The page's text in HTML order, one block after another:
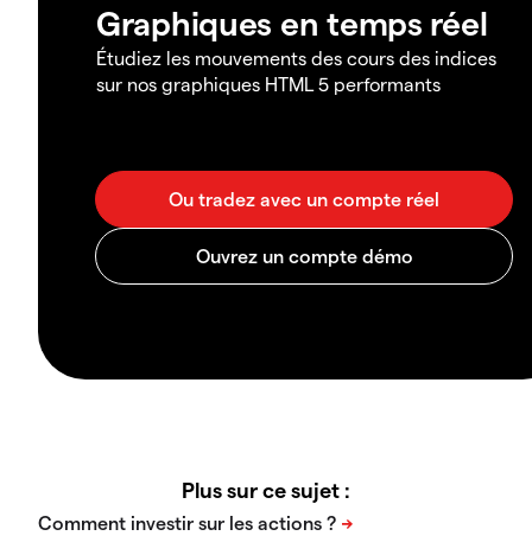
Graphiques en temps réel
Étudiez les mouvements des cours des indices
sur nos graphiques HTML 5 performants
Plus sur ce sujet :